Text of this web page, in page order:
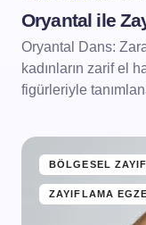
Oryantal ile
Oryantal Dans:
kadınların zarif el
figürleriyle
BÖLGESEL
ZAYIFLAMA